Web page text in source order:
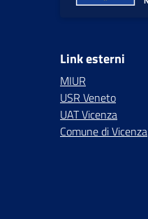
Link esterni
MIUR
USR Veneto
UAT Vicenza
Comune di Vicenza